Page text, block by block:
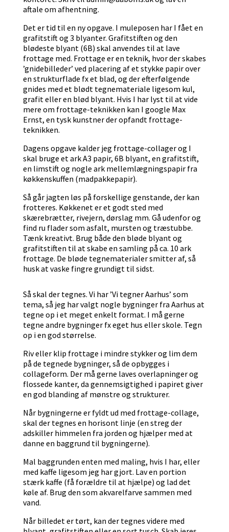
aftale om afhentning.
Det er tid til en ny opgave. I muleposen har I fået en
grafitstift og 3 blyanter. Grafitstiften og den
blødeste blyant (6B) skal anvendes til at lave
frottage med. Frottage er en teknik, hvor der skabes
’gnidebilleder’ ved placering af et stykke papir over
en strukturflade fx et blad, og der efterfølgende
gnides med et blødt tegnemateriale ligesom kul,
grafit eller en blød blyant. Hvis I har lyst til at vide
mere om frottage-teknikken kan I google Max
Ernst, en tysk kunstner der opfandt frottage-
teknikken.
Dagens opgave kalder jeg frottage-collager og I
skal bruge et ark A3 papir, 6B blyant, en grafitstift,
en limstift og nogle ark mellemlægningspapir fra
køkkenskuffen (madpakkepapir).
Så går jagten løs på forskellige genstande, der kan
frotteres. Køkkenet er et godt sted med
skærebrætter, rivejern, dørslag mm. Gå udenfor og
find ru flader som asfalt, mursten og træstubbe.
Tænk kreativt. Brug både den bløde blyant og
grafitstiften til at skabe en samling på ca. 10 ark
frottage. De bløde tegnematerialer smitter af, så
husk at vaske fingre grundigt til sidst.
Så skal der tegnes. Vi har ’Vi tegner Aarhus’ som
tema, så jeg har valgt nogle bygninger fra Aarhus at
tegne op i et meget enkelt format. I må gerne
tegne andre bygninger fx eget hus eller skole. Tegn
op i en god størrelse.
Riv eller klip frottage i mindre stykker og lim dem
på de tegnede bygninger, så de opbygges i
collageform. Der må gerne laves overlapninger og
flossede kanter, da gennemsigtighed i papiret giver
en god blanding af mønstre og strukturer.
Når bygningerne er fyldt ud med frottage-collage,
skal der tegnes en horisont linje (en streg der
adskiller himmelen fra jorden og hjælper med at
danne en baggrund til bygningerne).
Mal baggrunden enten med maling, hvis I har, eller
med kaffe ligesom jeg har gjort. Lav en portion
stærk kaffe (få forældre til at hjælpe) og lad det
køle af. Brug den som akvarelfarve sammen med
vand.
Når billedet er tørt, kan der tegnes videre med